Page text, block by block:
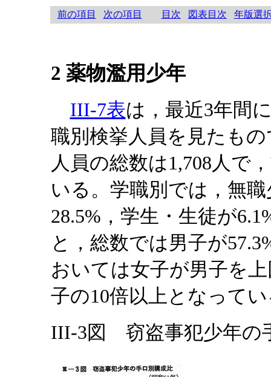
前の項目 次の項目 目次 図表目次 年版選
2 薬物濫用少年
III-7表は，最近3年間
職別検挙人員を見たも
人員の総数は1,708人で
いる。学職別では，無
28.5%，学生・生徒が
と，総数では男子が
おいては女子が男子を
子の10倍以上となって
III-3図 窃盗事犯少年の